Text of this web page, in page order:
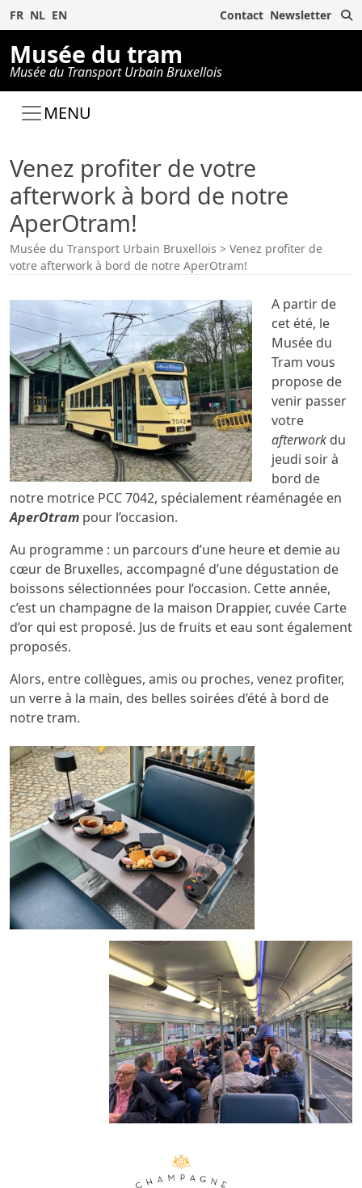
FR NL EN Contact Newsletter
Musée du tram
Musée du Transport Urbain Bruxellois
MENU
Venez profiter de votre
afterwork à bord de notre
AperOtram!
Musée du Transport Urbain Bruxellois > Venez profiter de
votre afterwork à bord de notre AperOtram!
A partir de
cet été, le
Musée du
Tram vous
propose de
venir passer
votre
afterwork du
jeudi soir à
bord de
notre motrice PCC 7042, spécialement réaménagée en
AperOtram pour l’occasion.
Au programme : un parcours d’une heure et demie au
cœur de Bruxelles, accompagné d’une dégustation de
boissons sélectionnées pour l’occasion. Cette année,
c’est un champagne de la maison Drappier, cuvée Carte
d’or qui est proposé. Jus de fruits et eau sont également
proposés.
Alors, entre collègues, amis ou proches, venez profiter,
un verre à la main, des belles soirées d’été à bord de
notre tram.